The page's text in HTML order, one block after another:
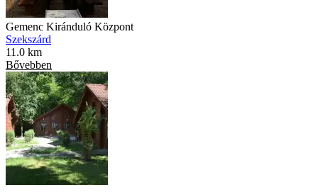
Gemenc Kiránduló Központ
Szekszárd
11.0 km
Bővebben